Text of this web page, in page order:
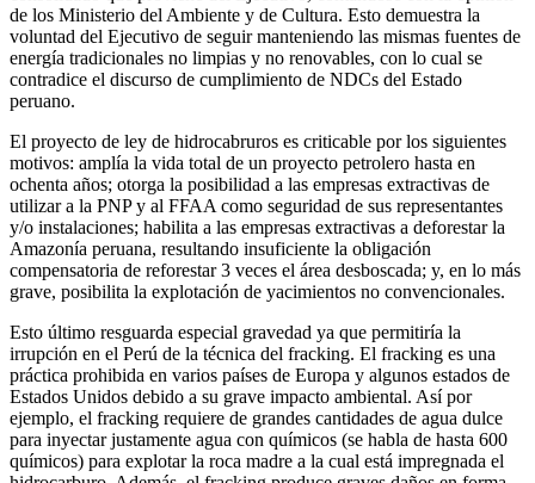
de los Ministerio del Ambiente y de Cultura. Esto demuestra la
voluntad del Ejecutivo de seguir manteniendo las mismas fuentes de
energía tradicionales no limpias y no renovables, con lo cual se
contradice el discurso de cumplimiento de NDCs del Estado
peruano.
El proyecto de ley de hidrocabruros es criticable por los siguientes
motivos: amplía la vida total de un proyecto petrolero hasta en
ochenta años; otorga la posibilidad a las empresas extractivas de
utilizar a la PNP y al FFAA como seguridad de sus representantes
y/o instalaciones; habilita a las empresas extractivas a deforestar la
Amazonía peruana, resultando insuficiente la obligación
compensatoria de reforestar 3 veces el área desboscada; y, en lo más
grave, posibilita la explotación de yacimientos no convencionales.
Esto último resguarda especial gravedad ya que permitiría la
irrupción en el Perú de la técnica del fracking. El fracking es una
práctica prohibida en varios países de Europa y algunos estados de
Estados Unidos debido a su grave impacto ambiental. Así por
ejemplo, el fracking requiere de grandes cantidades de agua dulce
para inyectar justamente agua con químicos (se habla de hasta 600
químicos) para explotar la roca madre a la cual está impregnada el